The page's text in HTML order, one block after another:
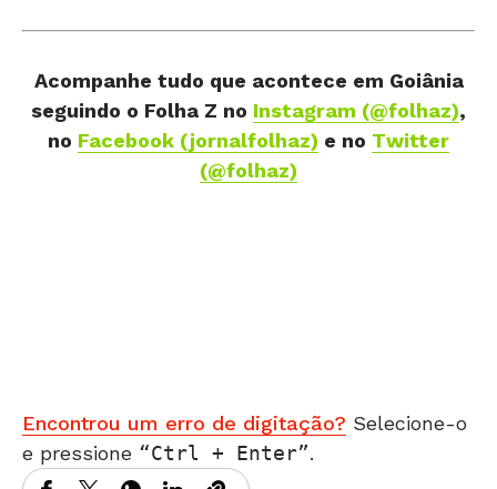
Acompanhe tudo que acontece em Goiânia
seguindo o Folha Z no Instagram (@folhaz),
no Facebook (jornalfolhaz) e no Twitter
(@folhaz)
Encontrou um erro de digitação? Selecione-o
e pressione
Ctrl + Enter .